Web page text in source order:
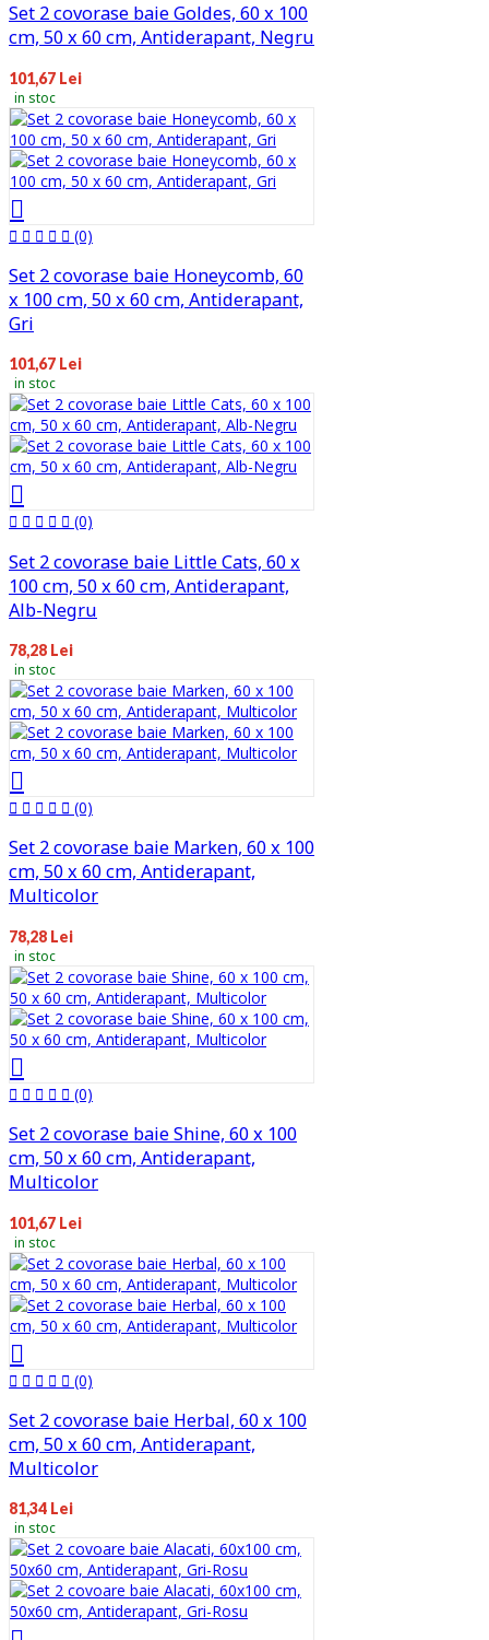
Set 2 covorase baie Goldes, 60 x 100
cm, 50 x 60 cm, Antiderapant, Negru
101,67 Lei
in stoc
(0)
Set 2 covorase baie Honeycomb, 60
x 100 cm, 50 x 60 cm, Antiderapant,
Gri
101,67 Lei
in stoc
(0)
Set 2 covorase baie Little Cats, 60 x
100 cm, 50 x 60 cm, Antiderapant,
Alb-Negru
78,28 Lei
in stoc
(0)
Set 2 covorase baie Marken, 60 x 100
cm, 50 x 60 cm, Antiderapant,
Multicolor
78,28 Lei
in stoc
(0)
Set 2 covorase baie Shine, 60 x 100
cm, 50 x 60 cm, Antiderapant,
Multicolor
101,67 Lei
in stoc
(0)
Set 2 covorase baie Herbal, 60 x 100
cm, 50 x 60 cm, Antiderapant,
Multicolor
81,34 Lei
in stoc